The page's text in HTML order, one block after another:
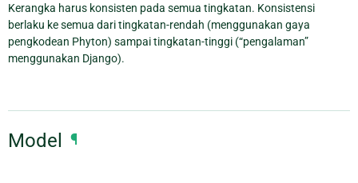
Kerangka harus konsisten pada semua tingkatan. Konsistensi
berlaku ke semua dari tingkatan-rendah (menggunakan gaya
pengkodean Phyton) sampai tingkatan-tinggi (“pengalaman”
menggunakan Django).
Model ¶